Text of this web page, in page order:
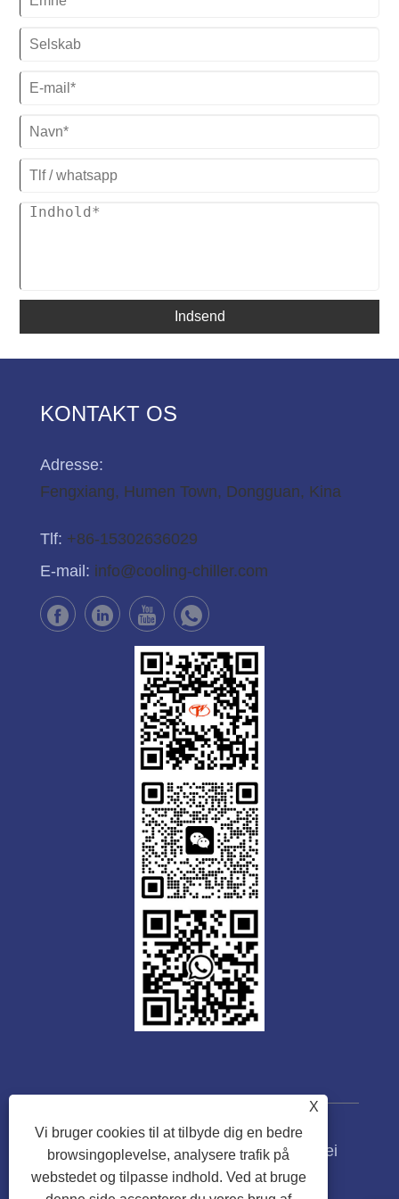
industrikølere i medicinalindustrien hjælpe med at forbedre
udviklingen af ​​hele industrien
Indsend
KONTAKT OS
Adresse:
Fengxiang, Humen Town, Dongguan, Kina
Tlf: +86-15302636029
E-mail: info@cooling-chiller.com
Copyright © 2023 Guangdong Tongwei
Machinery Co., Ltd. Alle rettigheder
X
Vi bruger cookies til at tilbyde dig en bedre
browsingoplevelse, analysere trafik på
webstedet og tilpasse indhold. Ved at bruge